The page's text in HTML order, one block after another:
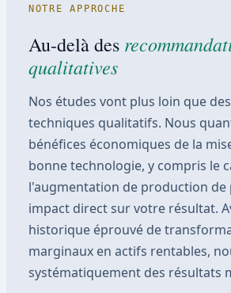
NOTRE APPROCHE
Au-delà des
qualitatives
Nos études vont plus loin que
techniques qualitatifs. Nous
bénéfices économiques de la
bonne technologie, y compris le
l'augmentation de production de
impact direct sur votre résultat.
historique éprouvé de
marginaux en actifs rentables,
systématiquement des résultats